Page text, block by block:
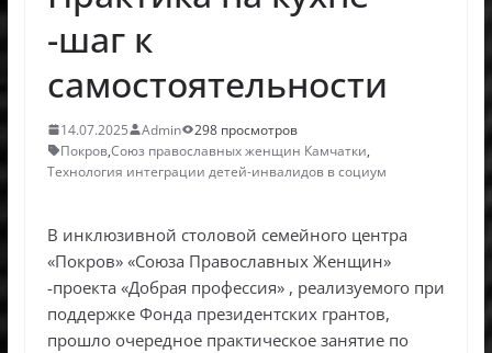
-шаг к
самостоятельности
14.07.2025 Admin
298 просмотров
Покров,Союз православных женщин Камчатки,
Технология интеграции детей-инвалидов в социум
В инклюзивной столовой семейного центра
«Покров» «Союза Православных Женщин»
-проекта «Добрая профессия» , реализуемого при
поддержке Фонда президентских грантов,
прошло очередное практическое занятие по